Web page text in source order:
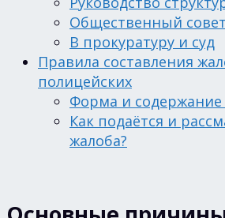
Общественный
В прокуратуру и суд
Правила составления
полицейских
Форма и
Как подаётся и
жалоба?